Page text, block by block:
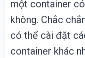
một container
không. Chắc
có thể cài đặt
container khác